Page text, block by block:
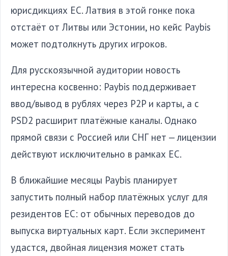
юрисдикциях ЕС. Латвия в этой гонке пока
отстаёт от Литвы или Эстонии, но кейс Paybis
может подтолкнуть других игроков.
Для русскоязычной аудитории новость
интересна косвенно: Paybis поддерживает
ввод/вывод в рублях через P2P и карты, а с
PSD2 расширит платёжные каналы. Однако
прямой связи с Россией или СНГ нет — лицензии
действуют исключительно в рамках ЕС.
В ближайшие месяцы Paybis планирует
запустить полный набор платёжных услуг для
резидентов ЕС: от обычных переводов до
выпуска виртуальных карт. Если эксперимент
удастся, двойная лицензия может стать